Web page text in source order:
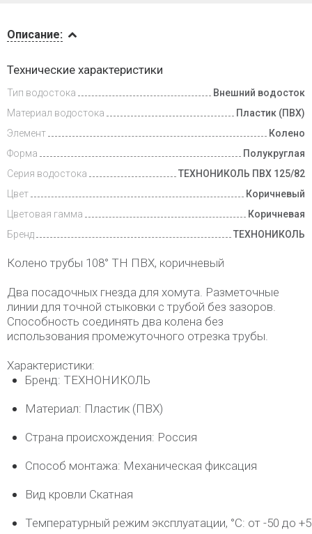
Доставка
Описание:
Технические характеристики
Тип водостока
Внешний водосток
Материал водостока
Пластик (ПВХ)
Элемент
Колено
Форма
Полукруглая
Серия водостока
ТЕХНОНИКОЛЬ ПВХ 125/82
Цвет
Коричневый
Цветовая гамма
Коричневая
Бренд
ТЕХНОНИКОЛЬ
Колено трубы 108° ТН ПВХ, коричневый
Два посадочных гнезда для хомута. Разметочные
линии для точной стыковки с трубой без зазоров.
Способность соединять два колена без
использования промежуточного отрезка трубы.
Характеристики:
Бренд: ТЕХНОНИКОЛЬ
Материал: Пластик (ПВХ)
Страна происхождения: Россия
Способ монтажа: Механическая фиксация
Вид кровли Скатная
Температурный режим эксплуатации, °C: от -50 до